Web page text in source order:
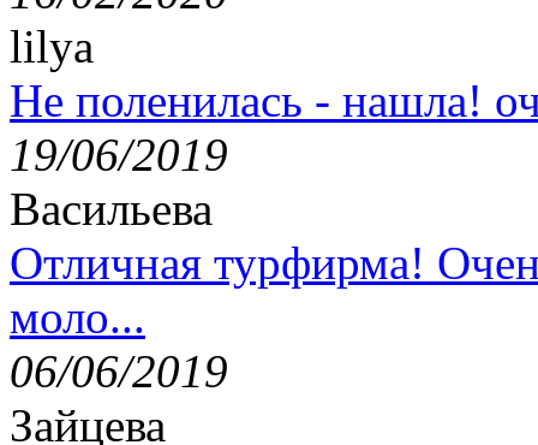
lilya
Не поленилась - нашла!
19/06/2019
Васильева
Отличная турфирма!
моло...
06/06/2019
Зайцева